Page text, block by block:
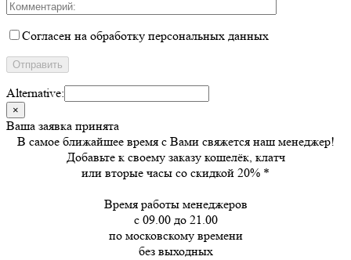
Согласен на обработку персональных данных
Alternative:
×
Ваша заявка принята
В самое ближайшее время с Вами свяжется наш менеджер!
Добавьте к своему заказу кошелёк, клатч
или вторые часы со скидкой 20% *
Время работы менеджеров
с 09.00 до 21.00
по московскому времени
без выходных